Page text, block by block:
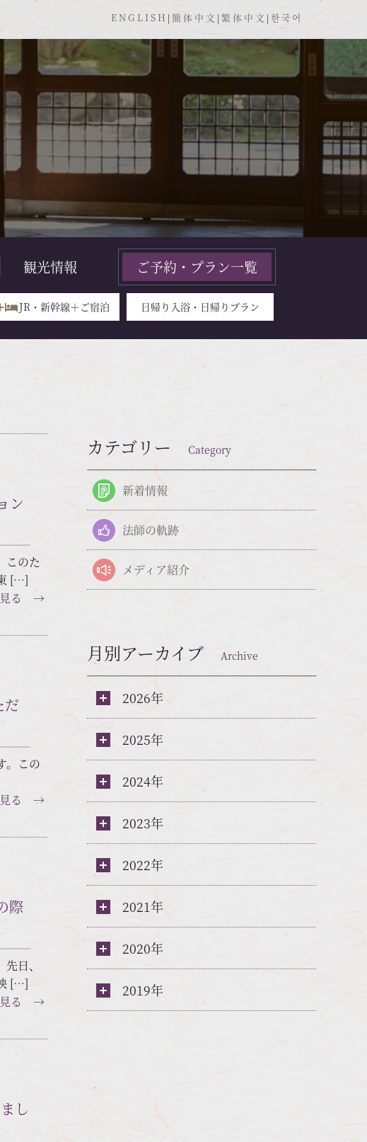
ENGLISH | 簡体中文 | 繁体中文 | 한국어
観光情報 ご予約・プラン一覧
JR・新幹線＋ご宿泊 日帰り入浴・日帰りプラン
ン
このた
[…]
見る →
だ
。この
見る →
際
日、
[…]
見る →
し
カテゴリー Category
新着情報
法師の軌跡
メディア紹介
月別アーカイブ Archive
2026年
2025年
2024年
2023年
2022年
2021年
2020年
2019年